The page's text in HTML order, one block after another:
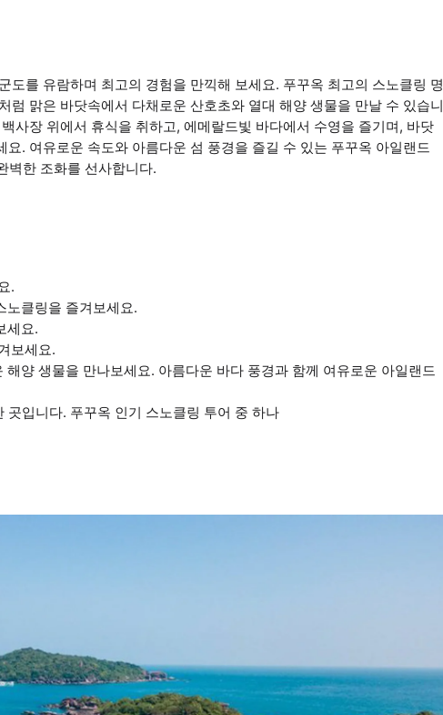
도를 유람하며 최고의 경험을 만끽해 보세요. 푸꾸옥 최고의 스노클링 명
럼 맑은 바닷속에서 다채로운 산호초와 열대 해양 생물을 만날 수 있습니
사장 위에서 휴식을 취하고, 에메랄드빛 바다에서 수영을 즐기며, 바닷
. 여유로운 속도와 아름다운 섬 풍경을 즐길 수 있는 푸꾸옥 아일랜드
벽한 조화를 선사합니다.
.
노클링을 즐겨보세요.
세요.
보세요.
양 생물을 만나보세요. 아름다운 바다 풍경과 함께 여유로운 아일랜드
입니다. 푸꾸옥 인기 스노클링 투어 중 하나